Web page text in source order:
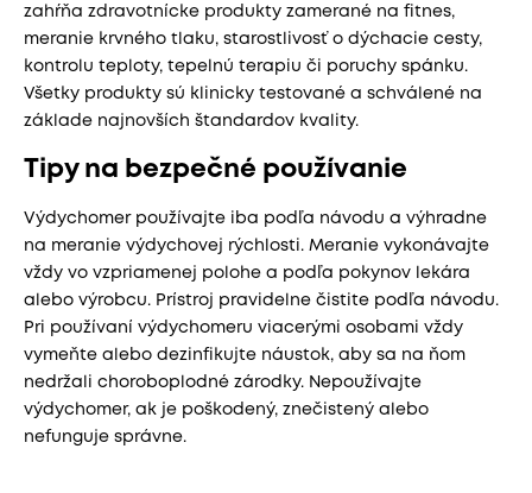
zahŕňa zdravotnícke produkty zamerané na fitnes,
meranie krvného tlaku, starostlivosť o dýchacie cesty,
kontrolu teploty, tepelnú terapiu či poruchy spánku.
Všetky produkty sú klinicky testované a schválené na
základe najnovších štandardov kvality.
Tipy na bezpečné používanie
Výdychomer používajte iba podľa návodu a výhradne
na meranie výdychovej rýchlosti. Meranie vykonávajte
vždy vo vzpriamenej polohe a podľa pokynov lekára
alebo výrobcu. Prístroj pravidelne čistite podľa návodu.
Pri používaní výdychomeru viacerými osobami vždy
vymeňte alebo dezinfikujte náustok, aby sa na ňom
nedržali choroboplodné zárodky. Nepoužívajte
výdychomer, ak je poškodený, znečistený alebo
nefunguje správne.